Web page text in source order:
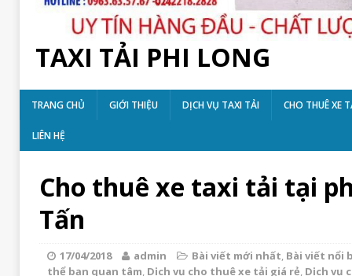
TAXI TẢI PHI LONG
TRANG CHỦ GIỚI THIỆU DỊCH VỤ TAXI TẢI CHO THUÊ XE
LIÊN HỆ
Cho thuê xe taxi tải tại
Tấn
17/04/2018 admin Bài viết mới nhất, Bài viết nổi
thể bạn quan tâm, Dịch vụ cho thuê xe tải giá rẻ, Dịch vụ